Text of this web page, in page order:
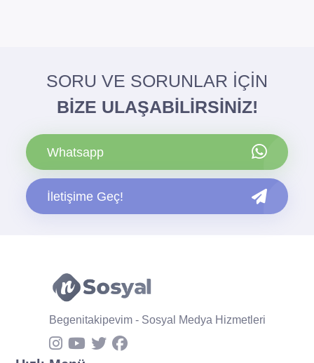
SORU VE SORUNLAR İÇİN
BİZE ULAŞABİLİRSİNİZ!
Whatsapp
İletişime Geç!
Begenitakipevim - Sosyal Medya Hizmetleri